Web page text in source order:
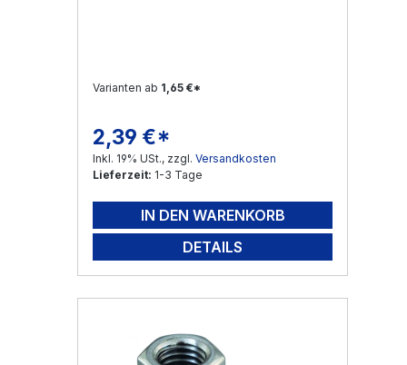
Varianten ab 1,65 €*
Regulärer Preis:
2,39 €*
Inkl. 19% USt., zzgl. Versandkosten
Lieferzeit: 1-3 Tage
IN DEN WARENKORB
DETAILS